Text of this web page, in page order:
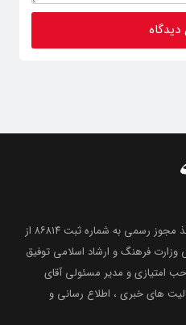
با اخذ مجوز رسمی به شماره ثبت ۸۶۸۱۴ از
وزارت فرهنگ و ارشاد اسلامی توفیق
مرداد ماه سال ۱۳۹۹ با صاحب امتیازی و مدیر مسئولی آقای
های خبری ، اطلاع رسانی و